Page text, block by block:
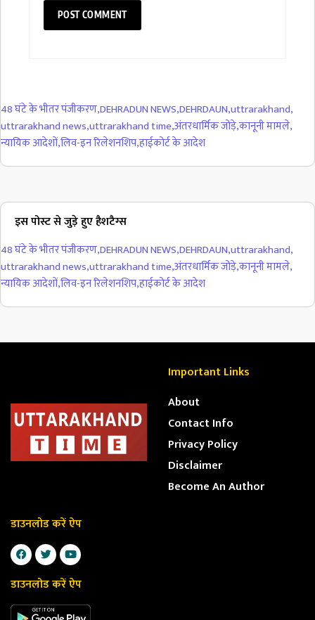
48 घंटे के भीतर पंजीकरण,DEHRADUN NEWS,DEHRDAUN,uttrarakhand,
uttrarakhand news,uttrarakhand time,अंतरधार्मिक जोड़े,कानूनी मामले,
न्यायिक आदेशों,लिव-इन रिलेशनशिप,हाईकोर्ट के आदेश
इस पोस्ट से जुड़े हुए हैशटैग्स
48 घंटे के भीतर पंजीकरण,DEHRADUN NEWS,DEHRDAUN,uttrarakhand,
uttrarakhand news,uttrarakhand time,अंतरधार्मिक जोड़े,कानूनी मामले,
न्यायिक आदेशों,लिव-इन रिलेशनशिप,हाईकोर्ट के आदेश
Important Links
About
Contact Info
Privacy Policy
Disclaimer
Become An Author
डाउनलोड करें ऐप
डाउनलोड करें ऐप